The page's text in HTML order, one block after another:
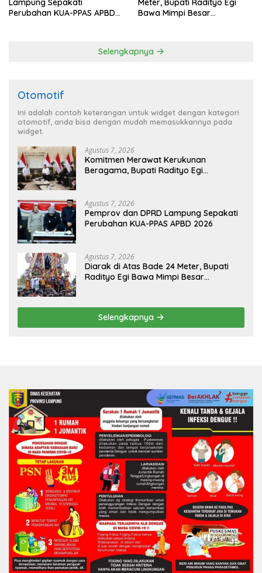
Lampung Sepakati
Perubahan KUA-PPAS APBD
Meter, Bupati Radityo Egi
Bawa Mimpi Besar
Selengkapnya
Otomotif
Ini adalah contoh keterangan untuk widget dengan kategori
otomotif, anda bisa dengan mudah memasukkannya pada
widget.
Agustus 7, 2026
Komitmen Merawat Kerukunan
Beragama, Bupati Radityo Egi
Agustus 7, 2026
Pemprov dan DPRD Lampung Sepakati
Perubahan KUA-PPAS APBD 2026
Agustus 7, 2026
Diarak di Atas Bade 24 Meter, Bupati
Radityo Egi Bawa Mimpi Besar
Selengkapnya